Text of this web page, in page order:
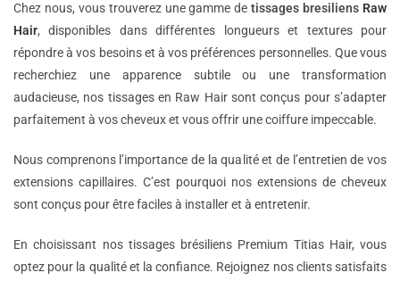
Chez nous, vous trouverez une gamme detissages bresiliens Raw
Hair, disponibles dans différentes longueurs et textures pour
répondre à vos besoins et à vos préférences personnelles. Que vous
recherchiez une apparence subtile ou une transformation
audacieuse, nos tissages en Raw Hair sont conçus pour s’adapter
parfaitement à vos cheveux et vous offrir une coiffure impeccable.
Nous comprenons l’importance de la qualité et de l’entretien de vos
extensions capillaires. C’est pourquoi nos extensions de cheveux
sont conçus pour être faciles à installer et à entretenir.
En choisissant nos tissages brésiliens Premium Titias Hair, vous
optez pour la qualité et la confiance. Rejoignez nos clients satisfaits